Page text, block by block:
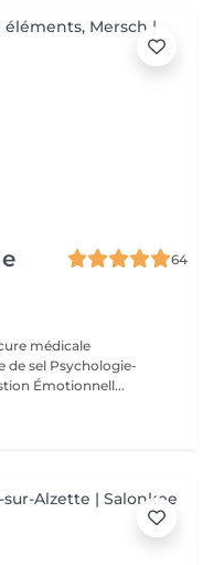
64
médicale
de sel Psychologie-
Émotionnell...